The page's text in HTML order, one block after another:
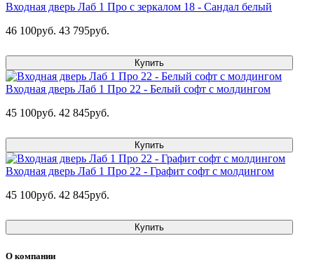
Входная дверь Лаб 1 Про с зеркалом 18 - Сандал белый
46 100руб. 43 795руб.
Купить
Входная дверь Лаб 1 Про 22 - Белый софт с молдингом
45 100руб. 42 845руб.
Купить
Входная дверь Лаб 1 Про 22 - Графит софт с молдингом
45 100руб. 42 845руб.
Купить
О компании